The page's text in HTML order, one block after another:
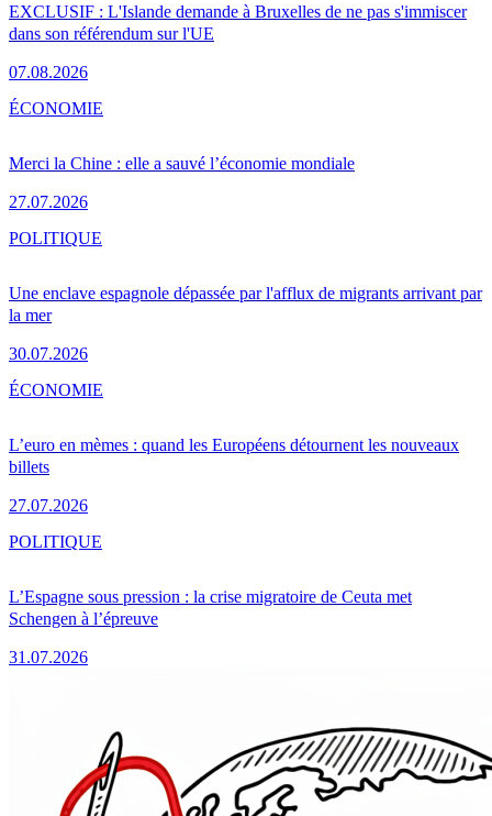
EXCLUSIF : L'Islande demande à Bruxelles de ne pas s'immiscer
dans son référendum sur l'UE
07.08.2026
Merci la Chine : elle a sauvé l’économie mondiale
27.07.2026
ÉCONOMIE
Une enclave espagnole dépassée par l'afflux de migrants arrivant par
la mer
30.07.2026
POLITIQUE
L’euro en mèmes : quand les Européens détournent les nouveaux
billets
27.07.2026
ÉCONOMIE
L’Espagne sous pression : la crise migratoire de Ceuta met
Schengen à l’épreuve
31.07.2026
POLITIQUE